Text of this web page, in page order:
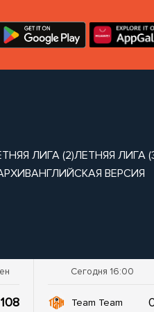
ЛИГА (2)ЛЕТНЯЯ ЛИГА
АНГЛИЙСКАЯ ВЕРСИЯ
108
Сегодня 16:00
Team Team